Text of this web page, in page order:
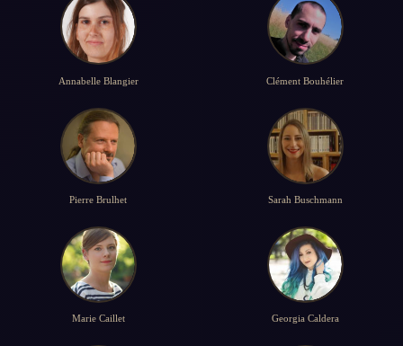
Annabelle Blangier Clément Bouhélier
Pierre Brulhet Sarah Buschmann
Marie Caillet Georgia Caldera